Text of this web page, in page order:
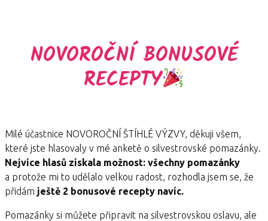
NOVOROČNÍ BONUSOVÉ
RECEPTY
Milé účastnice NOVOROČNÍ ŠTÍHLÉ VÝZVY, děkuji všem,
které jste hlasovaly v mé anketě o silvestrovské pomazánky.
Nejvíce hlasů získala možnost: všechny pomazánky
a protože mi to udělalo velkou radost, rozhodla jsem se, že
přidám ještě 2 bonusové recepty navíc.
Pomazánky si můžete připravit na silvestrovskou oslavu, ale